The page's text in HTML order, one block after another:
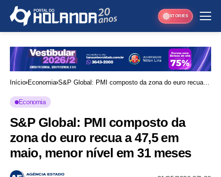
STORIES
Início Economia S&P Global: PMI composto da zona do euro recua a
Economia
S&P Global: PMI composto da
zona do euro recua a 47,5 em
maio, menor nível em 31 meses